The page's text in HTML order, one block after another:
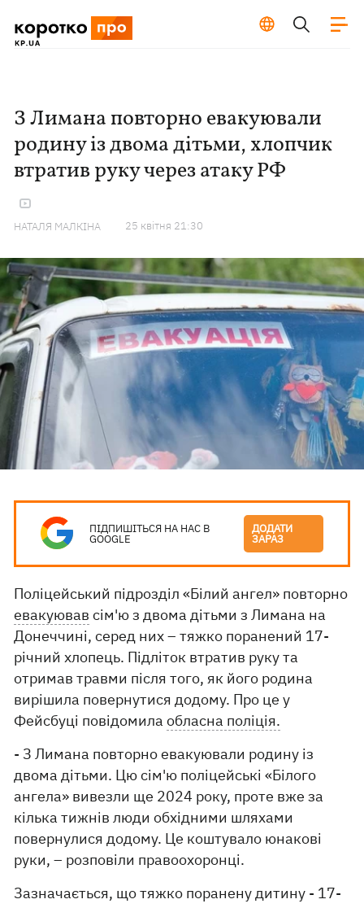
З Лимана повторно евакуювали
родину із двома дітьми, хлопчик
втратив руку через атаку РФ
НАТАЛЯ МАЛКІНА 25 квiтня 21:30
ПІДПИШІТЬСЯ НА НАС В
GOOGLE
ДОДАТИ
ЗАРАЗ
Поліцейський підрозділ «Білий ангел» повторно
евакуював сім'ю з двома дітьми з Лимана на
Донеччині, серед них – тяжко поранений 17-
річний хлопець. Підліток втратив руку та
отримав травми після того, як його родина
вирішила повернутися додому. Про це у
Фейсбуці повідомилаобласна поліція.
- З Лимана повторно евакуювали родину із
двома дітьми. Цю сім'ю поліцейські «Білого
ангела» вивезли ще 2024 року, проте вже за
кілька тижнів люди обхідними шляхами
повернулися додому. Це коштувало юнакові
руки, – розповіли правоохоронці.
Зазначається, що тяжко поранену дитину - 17-